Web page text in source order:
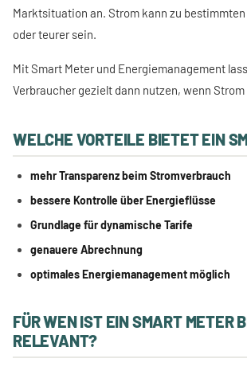
Marktsituation an. Strom kann zu
oder teurer sein.
Mit Smart Meter und Energiemanagement
Verbraucher gezielt dann nutzen, wenn
WELCHE VORTEILE BIETET EIN
mehr Transparenz beim Stromverbrauch
bessere Kontrolle über Energieflüsse
Grundlage für dynamische Tarife
genauere Abrechnung
optimales Energiemanagement möglich
FÜR WEN IST EIN SMART METER
RELEVANT?